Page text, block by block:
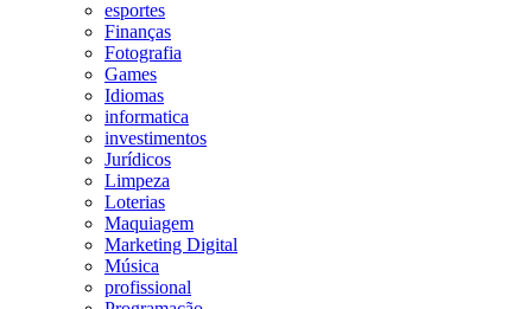
esportes
Finanças
Fotografia
Games
Idiomas
informatica
investimentos
Jurídicos
Limpeza
Loterias
Maquiagem
Marketing Digital
Música
profissional